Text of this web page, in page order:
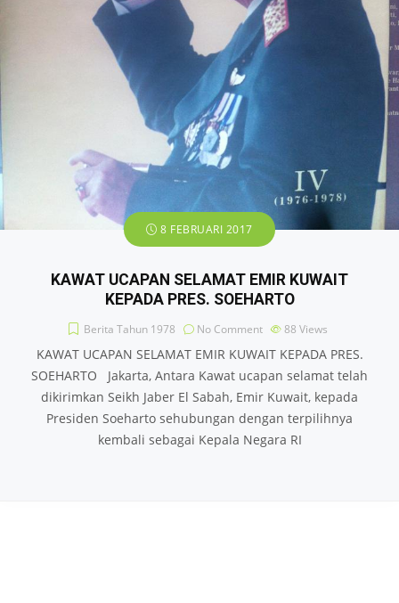
8 FEBRUARI 2017
KAWAT UCAPAN SELAMAT EMIR KUWAIT
KEPADA PRES. SOEHARTO
Berita Tahun 1978 No Comment 88 Views
KAWAT UCAPAN SELAMAT EMIR KUWAIT KEPADA PRES.
SOEHARTO Jakarta, Antara Kawat ucapan selamat telah
dikirimkan Seikh Jaber El Sabah, Emir Kuwait, kepada
Presiden Soeharto sehubungan dengan terpilihnya
kembali sebagai Kepala Negara RI